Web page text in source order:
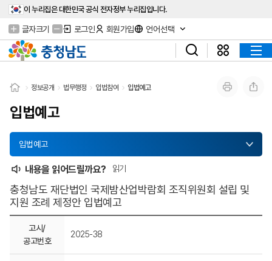
이 누리집은 대한민국 공식 전자정부 누리집입니다.
글자크기 로그인 회원가입 언어선택
정보공개 법무행정 입법참여 입법예고
입법예고
입법예고
내용을 읽어드릴까요? 읽기
충청남도 재단법인 국제밤산업박람회 조직위원회 설립 및
지원 조례 제정안 입법예고
고시/
공고번호
2025-38